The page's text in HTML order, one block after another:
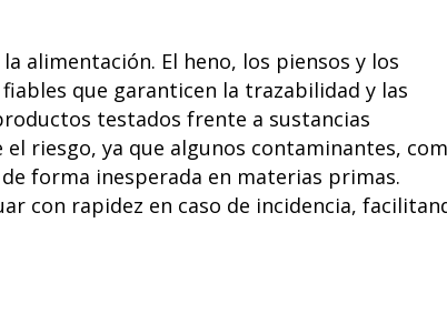
alimentación. El heno, los piensos y los
que garanticen la trazabilidad y las
testados frente a sustancias
riesgo, ya que algunos contaminantes,
forma inesperada en materias primas.
con rapidez en caso de incidencia,